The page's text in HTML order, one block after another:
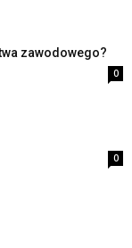
zawodowego?
0
0